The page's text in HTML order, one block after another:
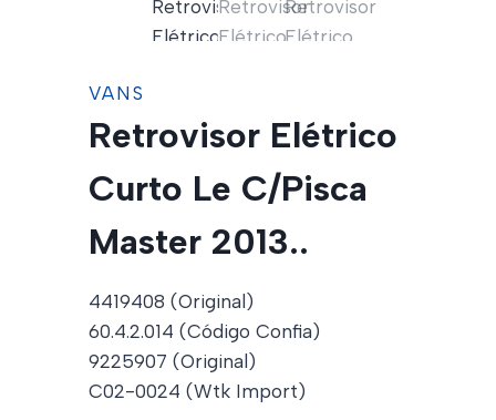
VANS
Retrovisor Elétrico
Curto Le C/Pisca
Master 2013..
4419408 (Original)
60.4.2.014 (Código Confia)
9225907 (Original)
C02-0024 (Wtk Import)